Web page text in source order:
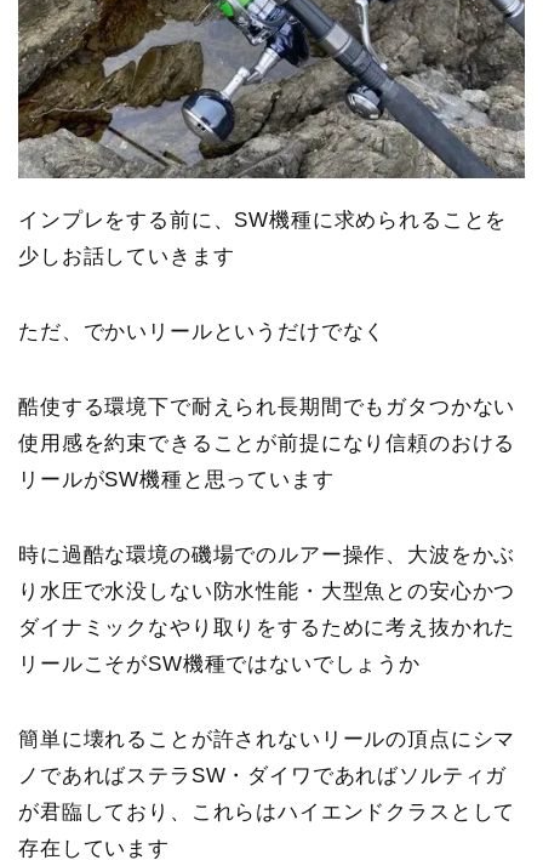
インプレをする前に、SW機種に求められることを
少しお話していきます
ただ、でかいリールというだけでなく
酷使する環境下で耐えられ長期間でもガタつかない
使用感を約束できることが前提になり信頼のおける
リールがSW機種と思っています
時に過酷な環境の磯場でのルアー操作、大波をかぶ
り水圧で水没しない防水性能・大型魚との安心かつ
ダイナミックなやり取りをするために考え抜かれた
リールこそがSW機種ではないでしょうか
簡単に壊れることが許されないリールの頂点にシマ
ノであればステラSW・ダイワであればソルティガ
が君臨しており、これらはハイエンドクラスとして
存在しています